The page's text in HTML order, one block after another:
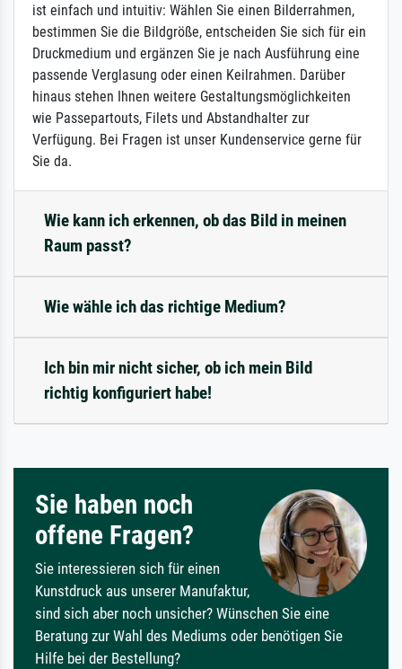
ist einfach und intuitiv: Wählen Sie einen Bilderrahmen,
bestimmen Sie die Bildgröße, entscheiden Sie sich für ein
Druckmedium und ergänzen Sie je nach Ausführung eine
passende Verglasung oder einen Keilrahmen. Darüber
hinaus stehen Ihnen weitere Gestaltungsmöglichkeiten
wie Passepartouts, Filets und Abstandhalter zur
Verfügung. Bei Fragen ist unser Kundenservice gerne für
Sie da.
Wie kann ich erkennen, ob das Bild in meinen
Raum passt?
Wie wähle ich das richtige Medium?
Ich bin mir nicht sicher, ob ich mein Bild
richtig konfiguriert habe!
Sie haben noch
offene Fragen?
Sie interessieren sich für einen
Kunstdruck aus unserer Manufaktur,
sind sich aber noch unsicher? Wünschen Sie eine
Beratung zur Wahl des Mediums oder benötigen Sie
Hilfe bei der Bestellung?